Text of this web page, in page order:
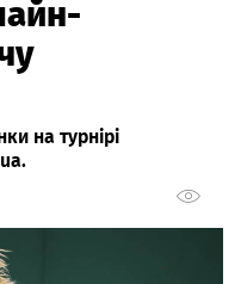
на турнірі